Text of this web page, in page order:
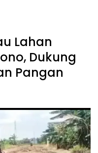
Lahan
Dukung
Pangan